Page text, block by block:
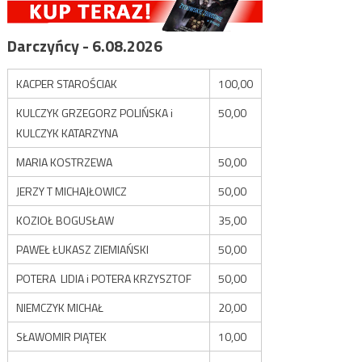
Darczyńcy - 6.08.2026
KACPER STAROŚCIAK
100,00
KULCZYK GRZEGORZ POLIŃSKA i
KULCZYK KATARZYNA
50,00
MARIA KOSTRZEWA
50,00
JERZY T MICHAJŁOWICZ
50,00
KOZIOŁ BOGUSŁAW
35,00
PAWEŁ ŁUKASZ ZIEMIAŃSKI
50,00
POTERA LIDIA i POTERA KRZYSZTOF
50,00
NIEMCZYK MICHAŁ
20,00
SŁAWOMIR PIĄTEK
10,00